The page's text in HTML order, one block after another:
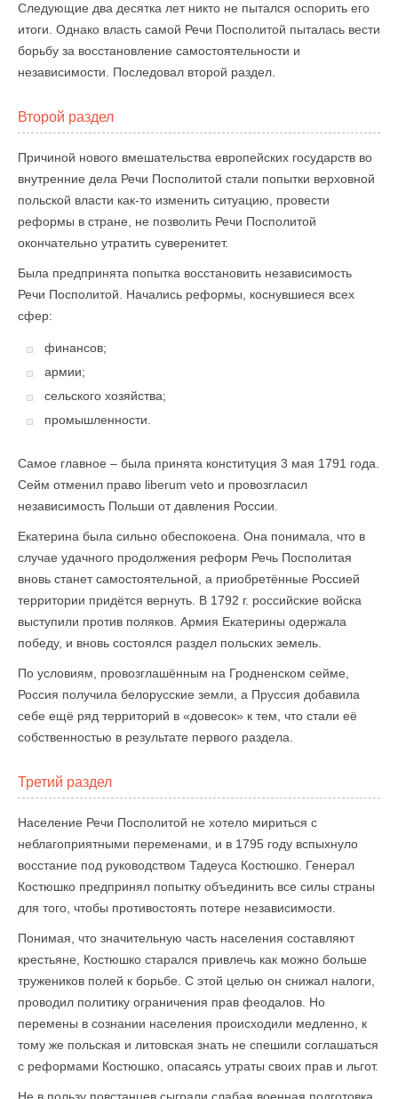
Следующие два десятка лет никто не пытался оспорить его
итоги. Однако власть самой Речи Посполитой пыталась вести
борьбу за восстановление самостоятельности и
независимости. Последовал второй раздел.
Второй раздел
Причиной нового вмешательства европейских государств во
внутренние дела Речи Посполитой стали попытки верховной
польской власти как-то изменить ситуацию, провести
реформы в стране, не позволить Речи Посполитой
окончательно утратить суверенитет.
Была предпринята попытка восстановить независимость
Речи Посполитой. Начались реформы, коснувшиеся всех
сфер:
финансов;
армии;
сельского хозяйства;
промышленности.
Самое главное – была принята конституция 3 мая 1791 года.
Сейм отменил право liberum veto и провозгласил
независимость Польши от давления России.
Екатерина была сильно обеспокоена. Она понимала, что в
случае удачного продолжения реформ Речь Посполитая
вновь станет самостоятельной, а приобретённые Россией
территории придётся вернуть. В 1792 г. российские войска
выступили против поляков. Армия Екатерины одержала
победу, и вновь состоялся раздел польских земель.
По условиям, провозглашённым на Гродненском сейме,
Россия получила белорусские земли, а Пруссия добавила
себе ещё ряд территорий в «довесок» к тем, что стали её
собственностью в результате первого раздела.
Третий раздел
Население Речи Посполитой не хотело мириться с
неблагоприятными переменами, и в 1795 году вспыхнуло
восстание под руководством Тадеуса Костюшко. Генерал
Костюшко предпринял попытку объединить все силы страны
для того, чтобы противостоять потере независимости.
Понимая, что значительную часть населения составляют
крестьяне, Костюшко старался привлечь как можно больше
тружеников полей к борьбе. С этой целью он снижал налоги,
проводил политику ограничения прав феодалов. Но
перемены в сознании населения происходили медленно, к
тому же польская и литовская знать не спешили соглашаться
с реформами Костюшко, опасаясь утраты своих прав и льгот.